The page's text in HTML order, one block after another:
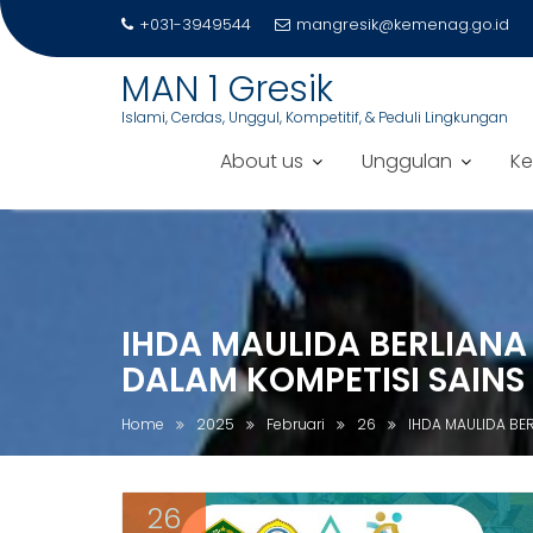
n
+031-3949544 mangresik@kemenag.go.id
MAN 1 Gresik
Islami, Cerdas, Unggul, Kompetitif, & Peduli Lingkungan
About us Unggulan
IHDA MAULIDA
DALAM KOMPETISI
Home 2025 Februari 26 IHDA MAULIDA
26